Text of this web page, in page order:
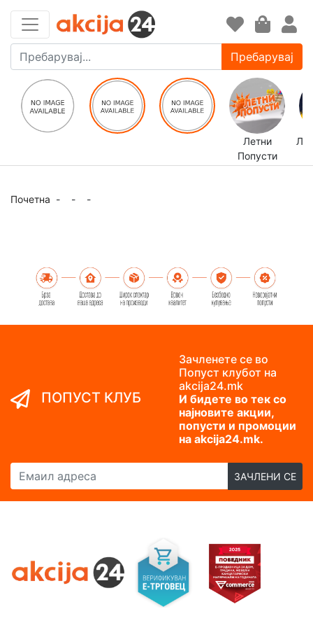
Пребарувај
Летни
Попусти
Почетна - - -
ПОПУСТ КЛУБ
Зачленете се во
Попуст клубот на
akcija24.mk
И бидете во тек со
најновите акции,
попусти и промоции
на akcija24.mk.
Емаил адреса
ЗАЧЛЕНИ СЕ